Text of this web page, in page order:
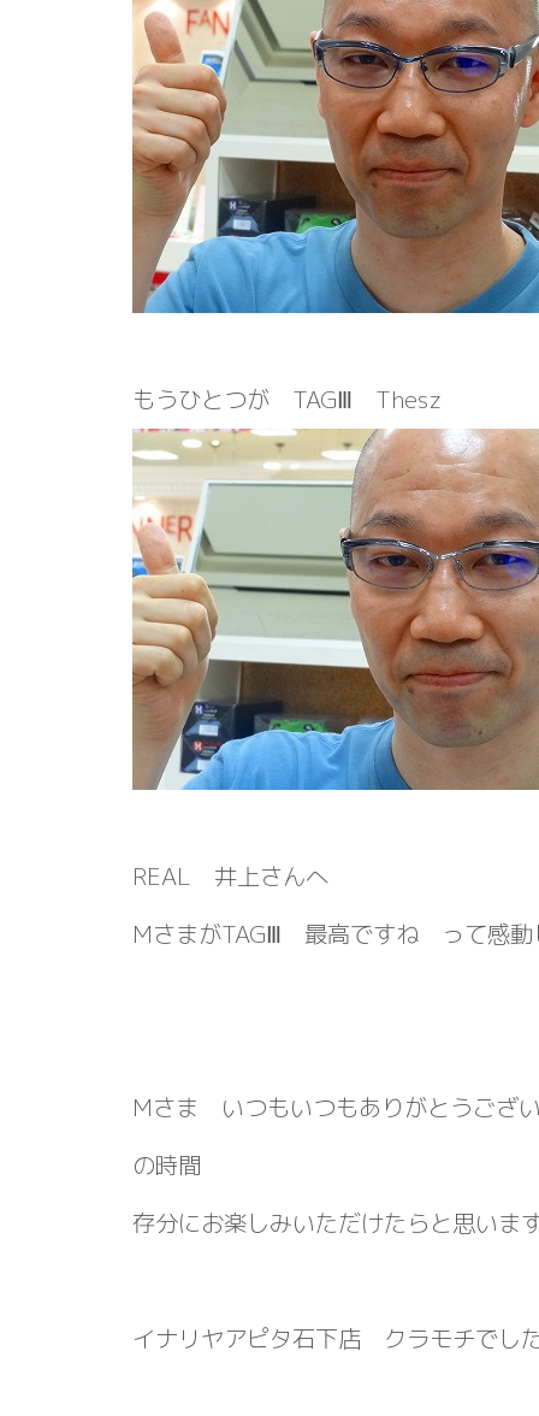
もうひとつが TAGⅢ Thesz
REAL 井上さんへ
MさまがTAGⅢ 最高ですね って感動
Mさま いつもいつもありがとうござ
の時間
存分にお楽しみいただけたらと思いま
イナリヤアピタ石下店 クラモチでし